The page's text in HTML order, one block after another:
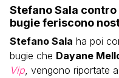
Stefano Sala contro
bugie feriscono
Stefano Sala ha poi
bugie che Dayane
Vip, vengono riportate